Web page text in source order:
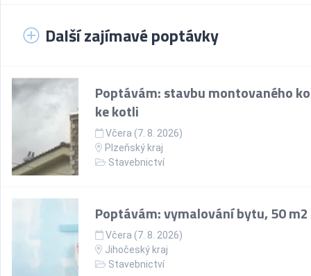
Další zajímavé poptávky
Poptávám: stavbu montovaného
ke kotli
Včera (7. 8. 2026)
Plzeňský kraj
Stavebnictví
Poptávám: vymalování bytu, 50 m2
Včera (7. 8. 2026)
Jihočeský kraj
Stavebnictví